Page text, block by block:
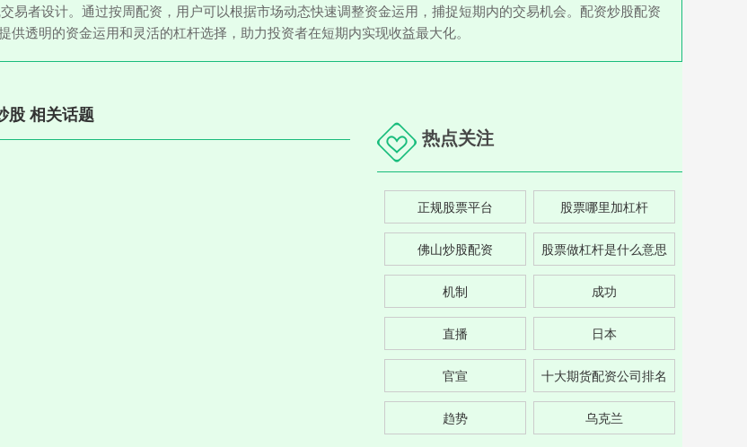
易者设计。通过按周配资，用户可以根据市场动态快速调整资金运用，捕捉短期内的交易机会。配资炒股配资
透明的资金运用和灵活的杠杆选择，助力投资者在短期内实现收益最大化。
股 相关话题
热点关注
正规股票平台 股票哪里加杠杆
佛山炒股配资 股票做杠杆是什么意思
机制 成功
直播 日本
官宣 十大期货配资公司排名
趋势 乌克兰